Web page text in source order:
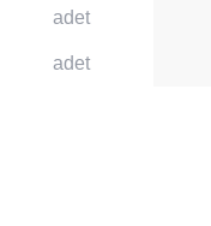
adet
adet